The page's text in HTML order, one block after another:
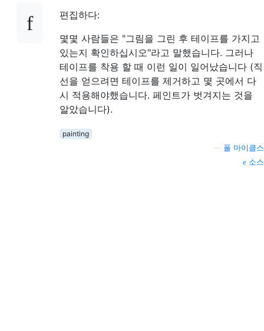
편집하다:
몇몇 사람들은 "그림을 그린 후 테이프를 가지고
있는지 확인하십시오"라고 말했습니다. 그러나
테이프를 착용 할 때 이런 일이 일어났습니다 (직
선을 얻으려면 테이프를 제거하고 몇 곳에서 다
시 적용해야했습니다. 페인트가 벗겨지는 것을
알았습니다).
painting
폴 마이클스
소스